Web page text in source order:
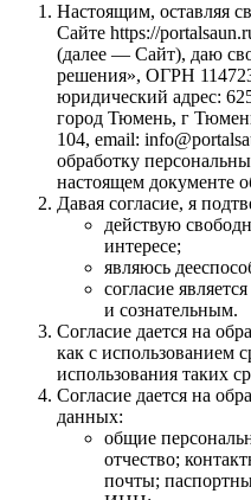
Настоящим, оставляя
Сайте https://
(далее — Сайт), даю
решения», ОГРН
юридический адрес:
город Тюмень, г
104, email:
обработку
настоящем документе
Давая согласие, я
действую
интересе;
являюсь
согласие
и сознательным.
Согласие дается на
как с использованием
использования таких
Согласие дается на
данных:
общие
отчество;
почты;